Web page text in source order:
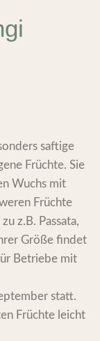
saftige
Früchte. Sie
Wuchs mit
Früchte
z.B. Passata,
Größe findet
Betriebe mit
statt.
Früchte leicht